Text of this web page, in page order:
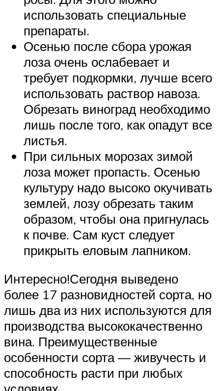
использовать специальные
препараты.
Осенью после сбора урожая
лоза очень ослабевает и
требует подкормки, лучше всего
использовать раствор навоза.
Обрезать виноград необходимо
лишь после того, как опадут все
листья.
При сильных морозах зимой
лоза может пропасть. Осенью
культуру надо высоко окучивать
землей, лозу обрезать таким
образом, чтобы она пригнулась
к почве. Сам куст следует
прикрыть еловым лапником.
Интересно!Сегодня выведено
более 17 разновидностей сорта, но
лишь два из них используются для
производства высококачественно
вина. Преимущественные
особенности сорта — живучесть и
способность расти при любых